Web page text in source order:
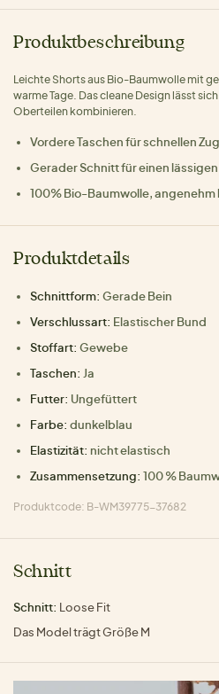
Produktbeschreibung
Leichte Shorts aus Bio-Baumwolle mit
warme Tage. Das cleane Design lässt
Oberteilen kombinieren.
Vordere Taschen für schnellen
Gerader Schnitt für einen lässigen
100% Bio-Baumwolle, angenehm
Produktdetails
Schnittform: Gerade Bein
Verschlussart: Elastischer Bund
Stoffart: Gewebe
Taschen: Ja
Futter: Ungefüttert
Farbe: dunkelblau
Elastizität: nicht elastisch
Zusammensetzung: 100 %
Produktcode: B-WM39775-37682
Schnitt
Schnitt: Loose Fit
Das Model trägt Größe M